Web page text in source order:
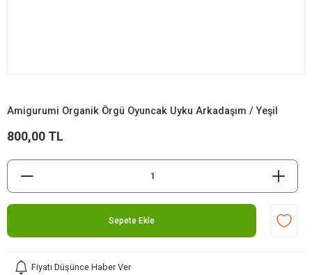
Amigurumi Organik Örgü Oyuncak Uyku Arkadaşım / Yeşil
800,00 TL
Sepete Ekle
Fiyatı Düşünce Haber Ver